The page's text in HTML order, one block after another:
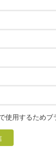
使用するためブ